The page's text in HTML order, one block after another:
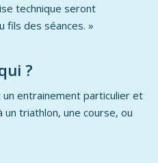
technique seront
fils des séances. »
?
entrainement particulier et
triathlon, une course, ou